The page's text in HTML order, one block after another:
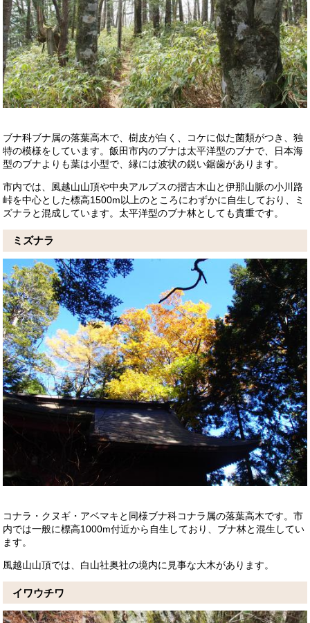
ブナ科ブナ属の落葉高木で、樹皮が白く、コケに似た菌類がつき、独
特の模様をしています。飯田市内のブナは太平洋型のブナで、日本海
型のブナよりも葉は小型で、縁には波状の鋭い鋸歯があります。
市内では、風越山山頂や中央アルプスの摺古木山と伊那山脈の小川路
峠を中心とした標高1500m以上のところにわずかに自生しており、ミ
ズナラと混成しています。 太平洋型のブナ林としても貴重です。
ミズナラ
コナラ・クヌギ・アベマキと同様ブナ科コナラ属の落葉高木です。市
内では一般に標高1000m付近から自生しており、ブナ林と混生してい
ます。
風越山山頂では、白山社奥社の境内に見事な大木があります。
イワウチワ